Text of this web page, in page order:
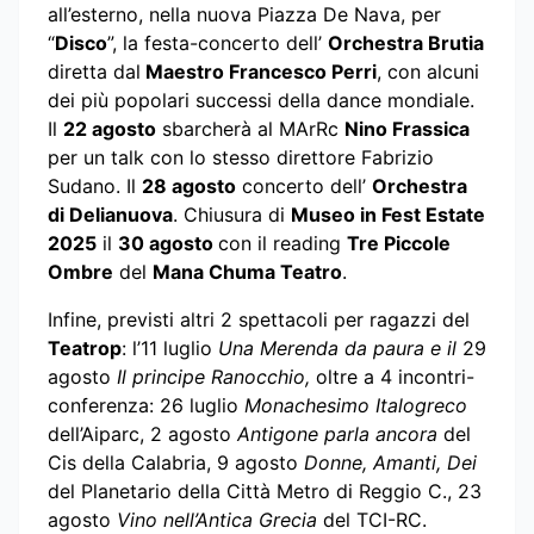
all’esterno, nella nuova Piazza De Nava, per
“Disco”, la festa-concerto dell’ Orchestra Brutia
diretta dal Maestro Francesco Perri, con alcuni
dei più popolari successi della dance mondiale.
Il 22 agosto sbarcherà al MArRc Nino Frassica
per un talk con lo stesso direttore Fabrizio
Sudano. Il 28 agosto concerto dell’ Orchestra
di Delianuova. Chiusura di Museo in Fest Estate
2025 il 30 agosto con il reading Tre Piccole
Ombre del Mana Chuma Teatro.
Infine, previsti altri 2 spettacoli per ragazzi del
Teatrop: l’11 luglio Una Merenda da paura e il 29
agosto Il principe Ranocchio, oltre a 4 incontri-
conferenza: 26 luglio Monachesimo Italogreco
dell’Aiparc, 2 agostoAntigone parla ancora del
Cis della Calabria, 9 agosto Donne, Amanti, Dei
del Planetario della Città Metro di Reggio C., 23
agosto Vino nell’Antica Grecia del TCI-RC.